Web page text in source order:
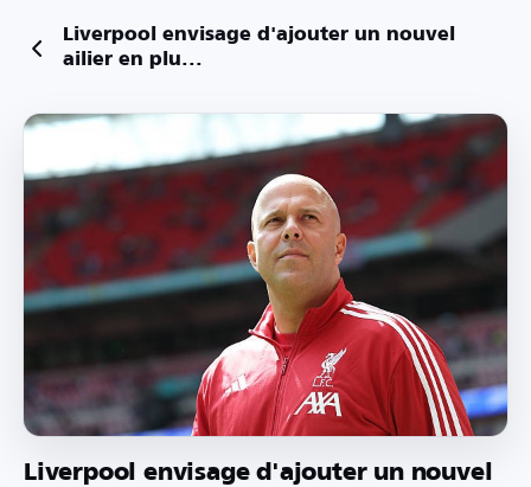
Liverpool envisage d'ajouter un nouvel
ailier en plu...
Liverpool envisage d'ajouter un nouvel